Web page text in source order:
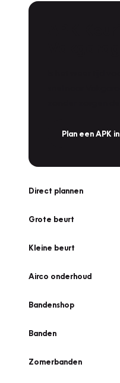
Plan een APK in
Direct plannen
Grote beurt
Kleine beurt
Airco onderhoud
Bandenshop
Banden
Zomerbanden